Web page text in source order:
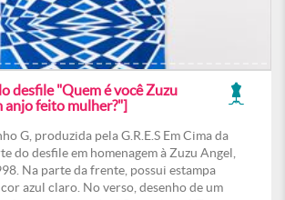
desfile "Quem é você Zuzu
anjo feito mulher?"]
G, produzida pela G.R.E.S Em Cima da
do desfile em homenagem à Zuzu Angel,
Na parte da frente, possui estampa
azul claro. No verso, desenho de um